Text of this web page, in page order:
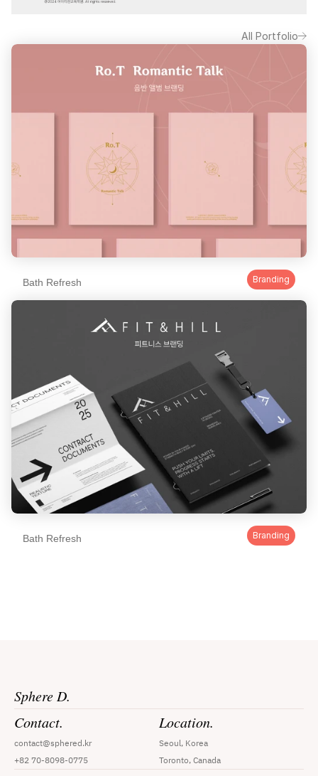
All Portfolio
Bath Refresh Branding
Bath Refresh Branding
Sphere D.
Contact.
contact@sphered.kr
+82 70-8098-0775
Location.
Seoul, Korea
Toronto, Canada